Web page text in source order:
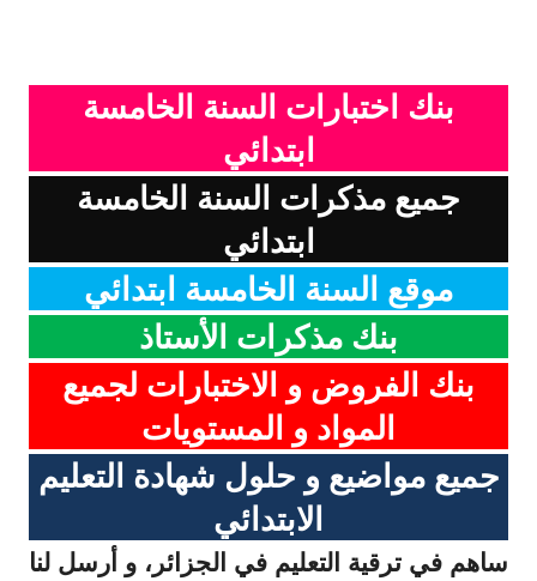
بنك اختبارات السنة الخامسة
ابتدائي
جميع مذكرات السنة الخامسة
ابتدائي
موقع السنة الخامسة ابتدائي
بنك مذكرات الأستاذ
بنك الفروض و الاختبارات لجميع
المواد و المستويات
جميع مواضيع و حلول شهادة التعليم
الابتدائي
ساهم في ترقية التعليم في الجزائر، و أرسل لنا